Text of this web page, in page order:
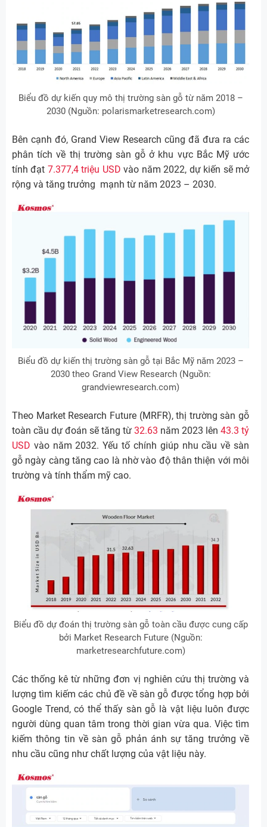
Biểu đồ dự kiến quy mô thị trường sàn gỗ từ năm 2018 –
2030 (Nguồn: polarismarketresearch.com)
Bên cạnh đó, Grand View Research cũng đã đưa ra các
phân tích về thị trường sàn gỗ ở khu vực Bắc Mỹ ước
tính đạt 7.377,4 triệu USD vào năm 2022, dự kiến ​​sẽ mở
rộng và tăng trưởng mạnh từ năm 2023 – 2030.
Biểu đồ dự kiến thị trường sàn gỗ tại Bắc Mỹ năm 2023 –
2030 theo Grand View Research (Nguồn:
grandviewresearch.com)
Theo Market Research Future (MRFR), thị trường sàn gỗ
toàn cầu dự đoán sẽ tăng từ 32.63 năm 2023 lên 43.3 tỷ
USD vào năm 2032. Yếu tố chính giúp nhu cầu về sàn
gỗ ngày càng tăng cao là nhờ vào độ thân thiện với môi
trường và tính thẩm mỹ cao.
Biểu đồ dự đoán thị trường sàn gỗ toàn cầu được cung cấp
bởi Market Research Future (Nguồn:
marketresearchfuture.com)
Các thống kê từ những đơn vị nghiên cứu thị trường và
lượng tìm kiếm các chủ đề về sàn gỗ được tổng hợp bởi
Google Trend, có thể thấy sàn gỗ là vật liệu luôn được
người dùng quan tâm trong thời gian vừa qua. Việc tìm
kiếm thông tin về sàn gỗ phản ánh sự tăng trưởng về
nhu cầu cũng như chất lượng của vật liệu này.